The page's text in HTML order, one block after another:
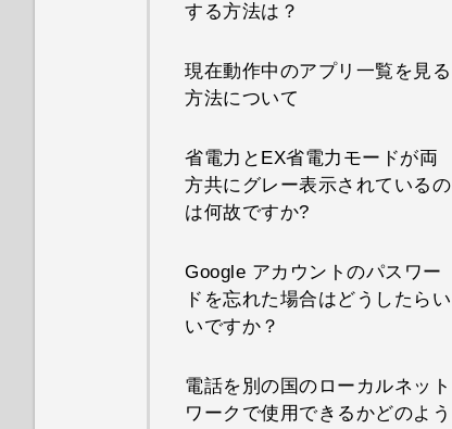
する方法は？
現在動作中のアプリ一覧を見る
方法について
省電力とEX省電力モードが両
方共にグレー表示されているの
は何故ですか?
Google アカウントのパスワー
ドを忘れた場合はどうしたらい
いですか？
電話を別の国のローカルネット
ワークで使用できるかどのよう